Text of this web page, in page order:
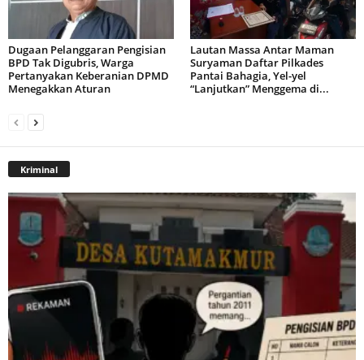
Dugaan Pelanggaran Pengisian
BPD Tak Digubris, Warga
Pertanyakan Keberanian DPMD
Menegakkan Aturan
Lautan Massa Antar Maman
Suryaman Daftar Pilkades
Pantai Bahagia, Yel-yel
“Lanjutkan” Menggema di...
Kriminal